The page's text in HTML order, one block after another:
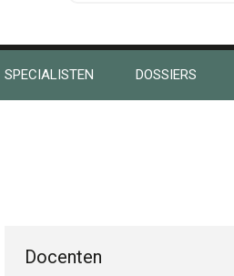
SPECIALISTEN DOSSIERS
Docenten